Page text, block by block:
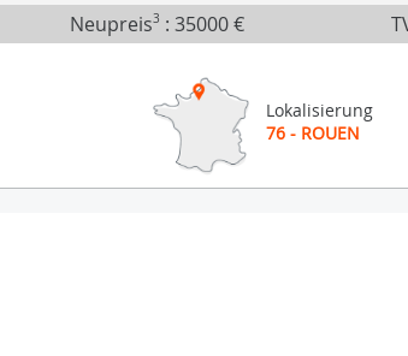
Neupreis3 :35000 €
Lokalisierung
76 - ROUEN